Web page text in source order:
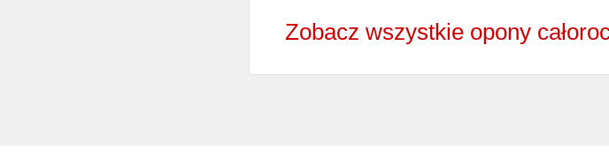
Zobacz wszystkie opony